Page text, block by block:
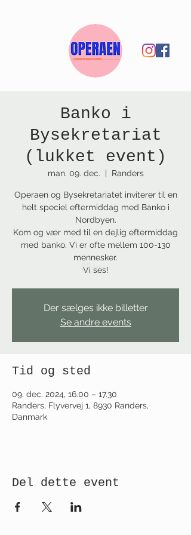
Banko i
Bysekretariat
(lukket event)
man. 09. dec.
  |
Randers
Operaen og Bysekretariatet inviterer til en
helt speciel eftermiddag med Banko i
Nordbyen.
Kom og vær med til en dejlig eftermiddag
med banko. Vi er ofte mellem 100-130
mennesker.
Vi ses!
Der sælges ikke billetter
Se andre events
Tid og sted
09. dec. 2024, 16.00 – 17.30
Randers, Flyvervej 1, 8930 Randers,
Danmark
Del dette event